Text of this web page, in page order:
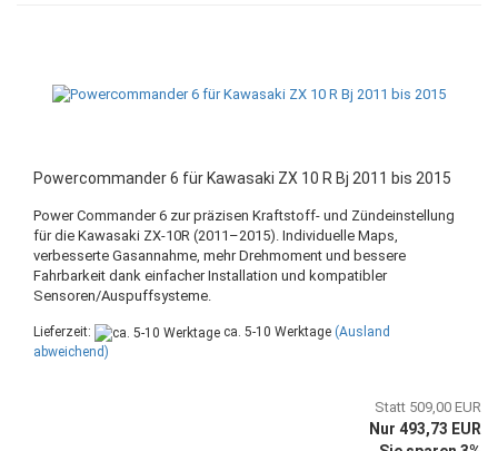
Powercommander 6 für Kawasaki ZX 10 R Bj 2011 bis 2015
Power Commander 6 zur präzisen Kraftstoff- und Zündeinstellung
für die Kawasaki ZX-10R (2011–2015). Individuelle Maps,
verbesserte Gasannahme, mehr Drehmoment und bessere
Fahrbarkeit dank einfacher Installation und kompatibler
Sensoren/Auspuffsysteme.
Lieferzeit: ca. 5-10 Werktage (Ausland
abweichend)
Statt 509,00 EUR
Nur 493,73 EUR